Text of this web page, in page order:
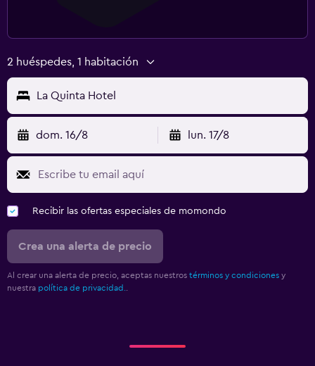
2 huéspedes, 1 habitación
La Quinta Hotel
dom. 16/8 lun. 17/8
Recibir las ofertas especiales de momondo
Crea una alerta de precio
Al crear una alerta de precio, aceptas nuestros términos y condiciones y
nuestra política de privacidad.